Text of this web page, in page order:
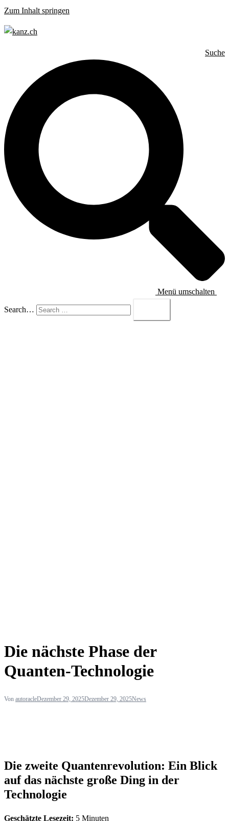
Zum Inhalt springen
Suche
Menü umschalten
Search…
Die nächste Phase der
Quanten-Technologie
Von autoracleDezember 29, 2025Dezember 29, 2025News
Die zweite Quantenrevolution: Ein Blick
auf das nächste große Ding in der
Technologie
Geschätzte Lesezeit: 5 Minuten